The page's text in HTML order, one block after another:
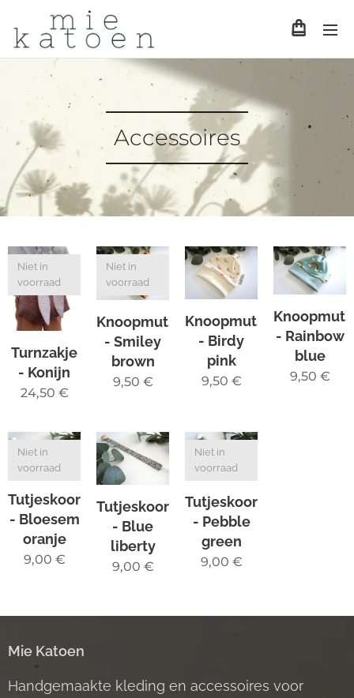
Accessoires
Turnzakje
- Konijn
Niet in
voorraad
24,50 €
Knoopmutsje
- Smiley
brown
Niet in
voorraad
9,50 €
Knoopmutsje
- Birdy
pink
9,50 €
- Rainbow
blue
9,50 €
Tutjeskoord
- Bloesem
oranje
Niet in
voorraad
9,00 €
Tutjeskoord
- Blue
liberty
9,00 €
Tutjeskoord
- Pebble
green
Niet in
voorraad
9,00 €
Mie Katoen
Handgemaakte kleding en accessoires voor